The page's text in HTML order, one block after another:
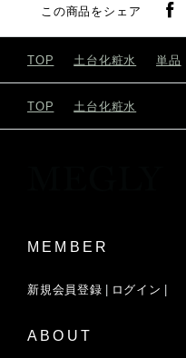
この商品をシェア
TOP 土台化粧水 単品
TOP 土台化粧水
MEMBER
新規会員登録 ログイン
ABOUT